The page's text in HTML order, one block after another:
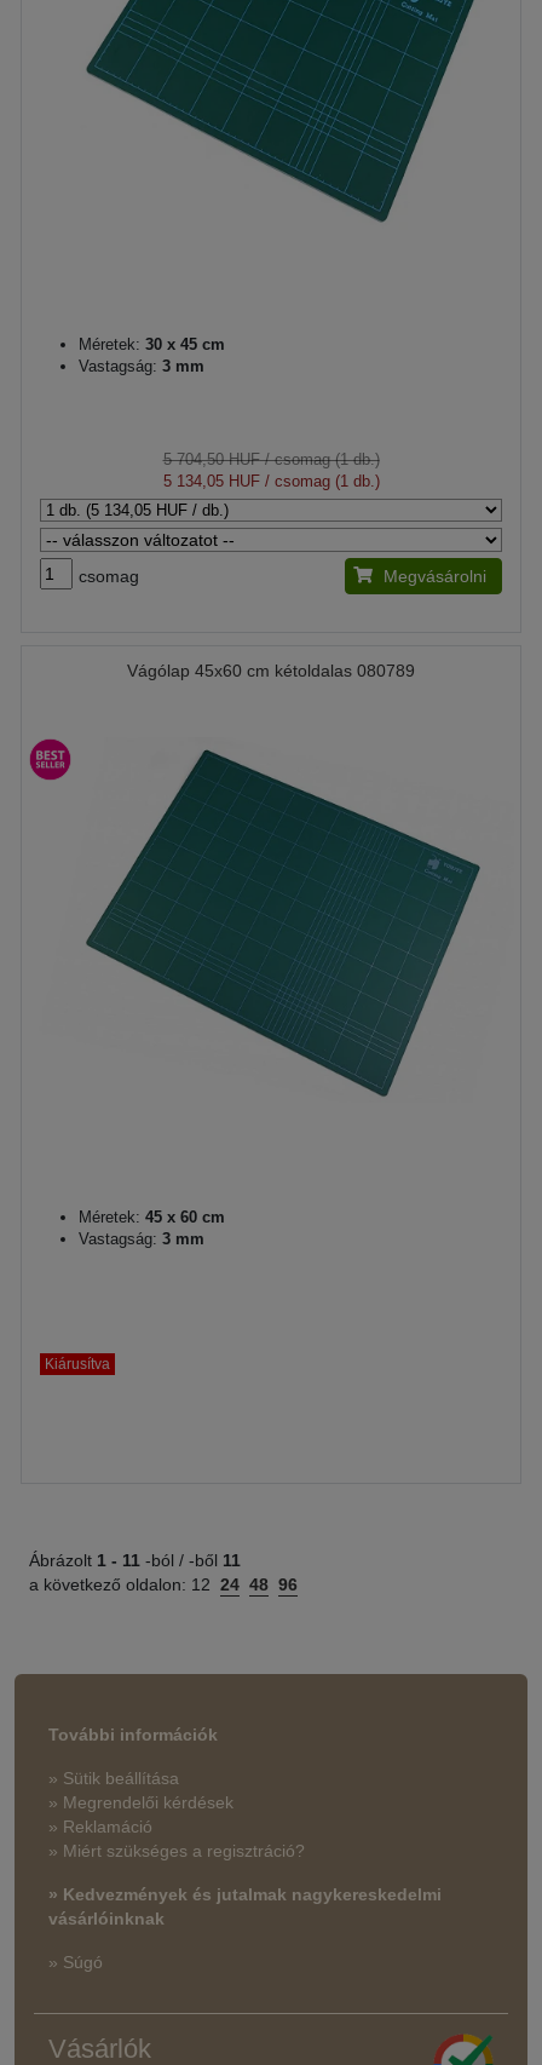
Méretek: 30 x 45 cm
Vastagság: 3 mm
5 704,50 HUF/ csomag (1 db.)
5 134,05 HUF/ csomag (1 db.)
csomag Megvásárolni
Vágólap 45x60 cm kétoldalas 080789
Méretek: 45 x 60 cm
Vastagság: 3 mm
Kiárusítva
Ábrázolt 1 - 11 -ból / -ből 11
a következő oldalon: 12 24 48 96
További információk
» Sütik beállítása
» Megrendelői kérdések
» Reklamáció
» Miért szükséges a regisztráció?
» Kedvezmények és jutalmak nagykereskedelmi
vásárlóinknak
» Súgó
Vásárlók